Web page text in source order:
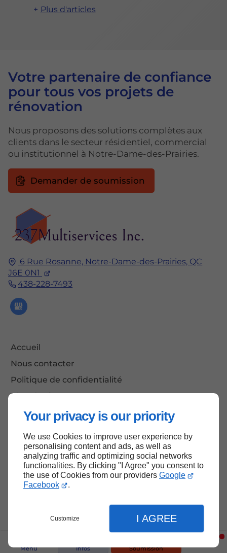
Your privacy is our priority
We use Cookies to improve user experience by
personalising content and ads, as well as
analyzing traffic and optimizing social networks
functionalities. By clicking "I Agree" you consent to
the use of Cookies from our providers Google
Facebook
.
Customize I AGREE
Menu Infos Soumission
Plus d'articles
6 Rue Rosanne, Notre-Dame-des-Prairies, QC
J6E 0N1
438-228-7493
Accueil
Nous contacter
Politique de confidentialité
Plan du site
Votre partenaire de confiance
pour tous vos projets de
rénovation
Nous proposons des solutions complètes aux
clients dans le secteur résidentiel, commercial
ou institutionnel à Notre-Dame-des-Prairies.
Demander de soumission
Haut de page